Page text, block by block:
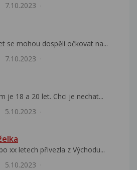
7.10.2023
se mohou dospělí očkovat na...
7.10.2023
je 18 a 20 let. Chci je nechat...
5.10.2023
xx letech přivezla z Východu...
5.10.2023